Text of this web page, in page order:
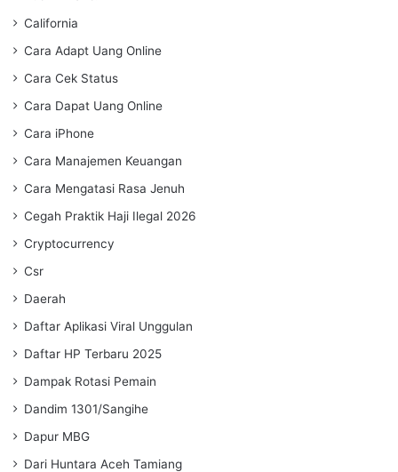
California
Cara Adapt Uang Online
Cara Cek Status
Cara Dapat Uang Online
Cara iPhone
Cara Manajemen Keuangan
Cara Mengatasi Rasa Jenuh
Cegah Praktik Haji Ilegal 2026
Cryptocurrency
Csr
Daerah
Daftar Aplikasi Viral Unggulan
Daftar HP Terbaru 2025
Dampak Rotasi Pemain
Dandim 1301/Sangihe
Dapur MBG
Dari Huntara Aceh Tamiang